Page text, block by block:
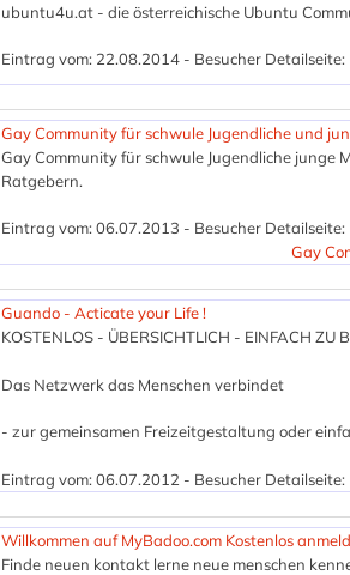
ubuntu4u.at - die österreichische Ubuntu
Eintrag vom: 22.08.2014 - Besucher
Gay Community für schwule Jugendliche und
Gay Community für schwule Jugendliche junge
Ratgebern.
Eintrag vom: 06.07.2013 - Besucher Detailseite:
Gay
Guando - Acticate your Life !
KOSTENLOS - ÜBERSICHTLICH - EINFACH ZU
Das Netzwerk das Menschen verbindet
- zur gemeinsamen Freizeitgestaltung oder
Eintrag vom: 06.07.2012 - Besucher Detailseite:
Willkommen auf MyBadoo.com Kostenlos
Finde neuen kontakt lerne neue menschen